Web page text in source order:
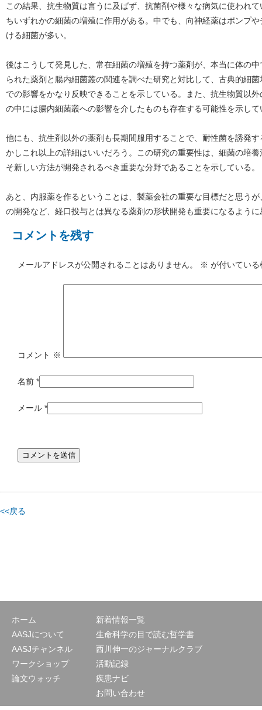
この結果、抗生物質は言うに及ばず、抗菌剤や様々な病気に使われ
ちいずれかの細菌の増殖に作用がある。中でも、向神経薬はポンプ
ける細菌が多い。
後はこうして発見した、常在細菌の増殖を持つ薬剤が、本当に体の
られた薬剤と腸内細菌叢の関連を調べた研究と対比して、古典的細
での影響をかなり反映できることを示している。また、抗生物質以
の中には腸内細菌叢への影響を介したものも存在する可能性を示して
他にも、抗生剤以外の薬剤も長期間服用することで、耐性菌を誘発
かしこれ以上の詳細はいいだろう。この研究の重要性は、細菌の培
そ新しい方法が開発されるべき重要な分野であることを示している。
あと、内服薬を作るということは、製薬会社の重要な目標だと思う
の開発など、経口投与とは異なる薬剤の形状開発も重要になるように
コメントを残す
メールアドレスが公開されることはありません。 ※ が付いてい
コメント ※
名前 *
メール *
<<戻る
ホーム
AASJについて
AASJチャンネル
ワークショップ
論文ウォッチ
新着情報一覧
生命科学の目で読む哲学書
西川伸一のジャーナルクラブ
活動記録
疾患ナビ
お問い合わせ